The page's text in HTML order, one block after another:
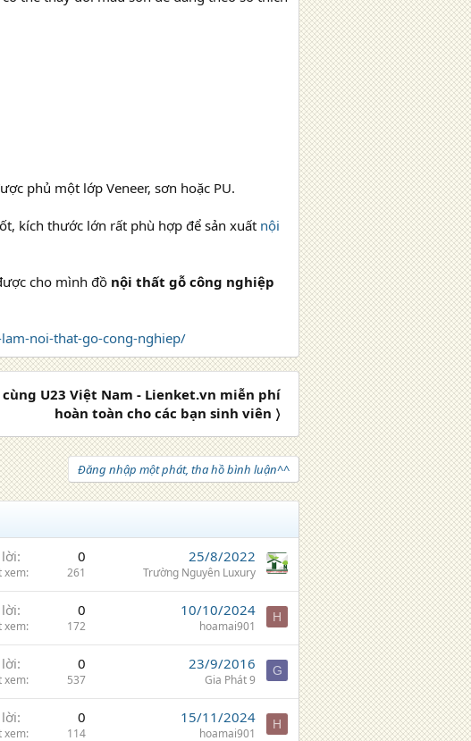
phủ một lớp Veneer, sơn hoặc PU.
kích thước lớn rất phù hợp để sản xuất nội
cho mình đồ nội thất gỗ công nghiệp
noi-that-go-cong-nghiep/
U23 Việt Nam - Lienket.vn miễn phí
hoàn toàn cho các bạn sinh viên 〉
Đăng nhập một phát, tha hồ bình luận^^
0
xem 261
25/8/2022
Trường Nguyên Luxury
0
xem 172
10/10/2024
hoamai901
H
0
xem 537
23/9/2016
Gia Phát 9
G
0
xem 114
15/11/2024
hoamai901
H